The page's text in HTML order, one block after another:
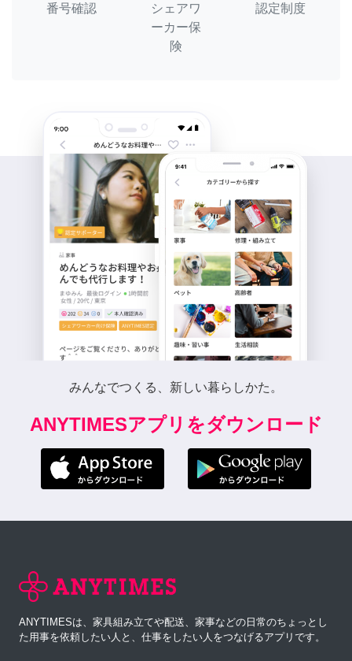
番号確認
シェアワ
ーカー保
険
認定制度
みんなでつくる、新しい暮らしかた。
ANYTIMESアプリをダウンロード
ANYTIMESは、家具組み立てや配送、家事などの日常のちょっとし
た用事を依頼したい人と、仕事をしたい人をつなげるアプリです。